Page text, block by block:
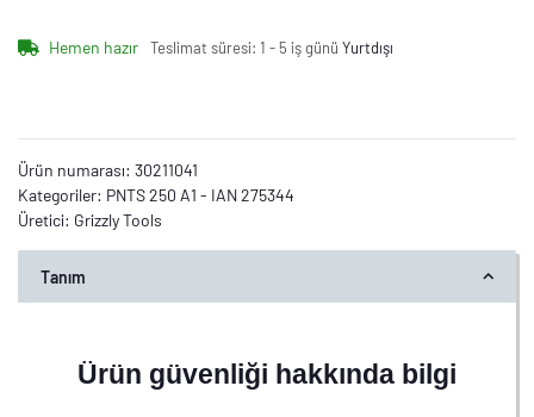
Hemen hazır Teslimat süresi: 1 - 5 iş günü Yurtdışı
Ürün numarası: 30211041
Kategoriler: PNTS 250 A1 - IAN 275344
Üretici: Grizzly Tools
Tanım
Ürün güvenliği hakkında bilgi